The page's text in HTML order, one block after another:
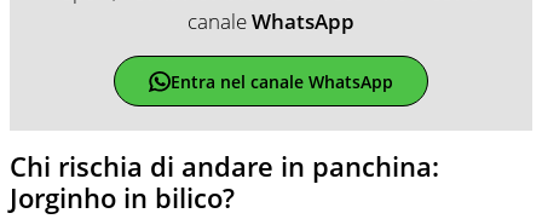
canaleWhatsApp
Entra nel canale WhatsApp
Chi rischia di andare in panchina:
Jorginho in bilico?